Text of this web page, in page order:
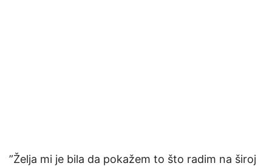
”Želja mi je bila da pokažem to što radim na široj